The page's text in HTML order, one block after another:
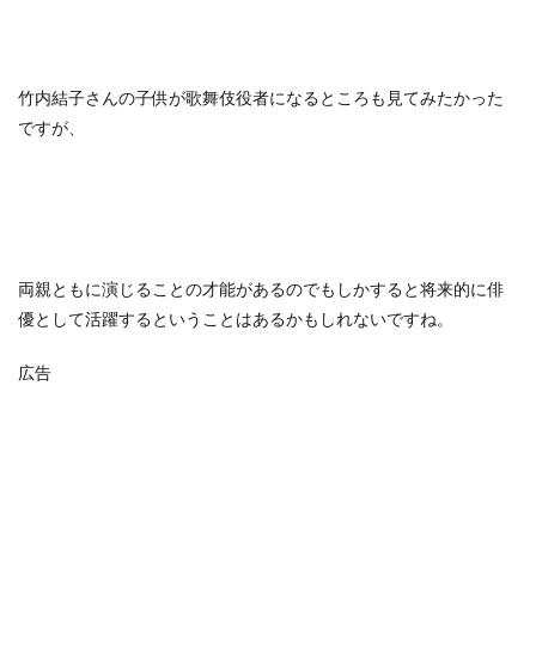
竹内結子さんの子供が歌舞伎役者になるところも見てみたかった
ですが、
両親ともに演じることの才能があるのでもしかすると将来的に俳
優として活躍するということはあるかもしれないですね。
広告